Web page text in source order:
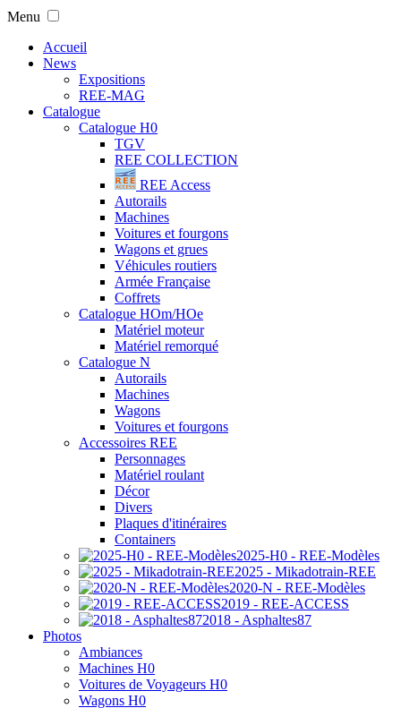
Menu
Accueil
News
Expositions
REE-MAG
Catalogue
Catalogue H0
TGV
REE COLLECTION
REE Access
Autorails
Machines
Voitures et fourgons
Wagons et grues
Véhicules routiers
Armée Française
Coffrets
Catalogue HOm/HOe
Matériel moteur
Matériel remorqué
Catalogue N
Autorails
Machines
Wagons
Voitures et fourgons
Accessoires REE
Personnages
Matériel roulant
Décor
Divers
Plaques d'itinéraires
Containers
2025-H0 - REE-Modèles
2025 - Mikadotrain-REE
2020-N - REE-Modèles
2019 - REE-ACCESS
2018 - Asphaltes87
Photos
Ambiances
Machines H0
Voitures de Voyageurs H0
Wagons H0